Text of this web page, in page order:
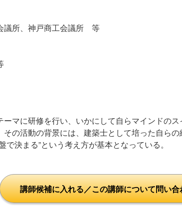
所、神戸商工会議所 等
マに研修を行い、いかにして自らマインドのス
の活動の背景には、建築士として培った自らの
決まる”という考え方が基本となっている。
講師候補に入れる／この講師について問い合